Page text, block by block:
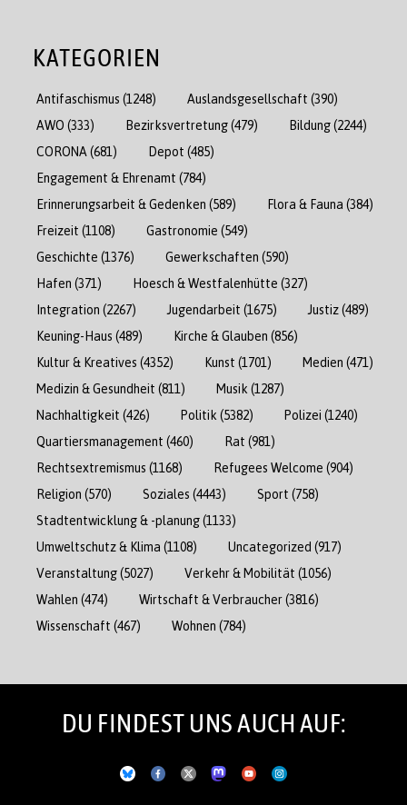
KATEGORIEN
Antifaschismus (1248) Auslandsgesellschaft (390)
AWO (333) Bezirksvertretung(479) Bildung(2244)
CORONA (681) Depot (485)
Engagement & Ehrenamt (784)
Erinnerungsarbeit & Gedenken (589) Flora & Fauna (384)
Freizeit (1108) Gastronomie (549)
Geschichte (1376) Gewerkschaften (590)
Hafen (371) Hoesch & Westfalenhütte (327)
Integration (2267) Jugendarbeit (1675) Justiz(489)
Keuning-Haus (489) Kirche & Glauben (856)
Kultur & Kreatives (4352) Kunst (1701) Medien (471)
Medizin & Gesundheit (811) Musik (1287)
Nachhaltigkeit (426) Politik (5382) Polizei (1240)
Quartiersmanagement (460) Rat (981)
Rechtsextremismus (1168) Refugees Welcome (904)
Religion (570) Soziales (4443) Sport (758)
Stadtentwicklung & -planung(1133)
Umweltschutz & Klima (1108) Uncategorized (917)
Veranstaltung(5027) Verkehr & Mobilität (1056)
Wahlen (474) Wirtschaft & Verbraucher(3816)
Wissenschaft (467) Wohnen (784)
DU FINDEST UNS AUCH AUF: